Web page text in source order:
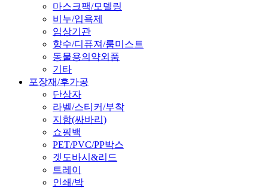
마스크팩/모델링
비누/입욕제
임상기관
향수/디퓨져/룸미스트
동물용의약외품
기타
포장재/후가공
단상자
라벨/스티커/부착
지함(싸바리)
쇼핑백
PET/PVC/PP박스
겟도바시&리드
트레이
인쇄/박